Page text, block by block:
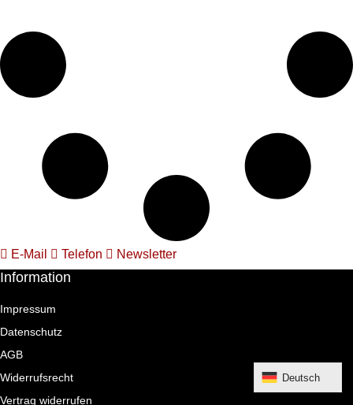
E-Mail Telefon Newsletter
Information
Impressum
Datenschutz
AGB
Widerrufsrecht
Vertrag widerrufen
Deutsch